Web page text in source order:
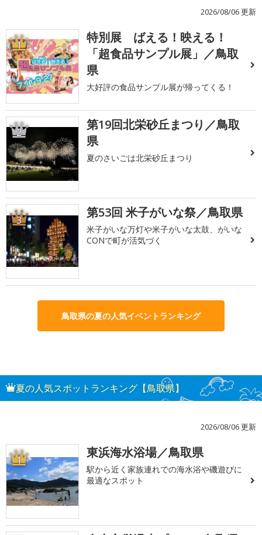
2026/08/06 更新
1
特別展 ばえる！映える！
「超食品サンプル展」／鳥取
県
大好評の食品サンプル展が帰ってくる！
2
第19回北栄砂丘まつり／鳥取
県
夏のさいごは北栄砂丘まつり
3 第53回 米子がいな祭／鳥取県
米子がいな万灯や米子がいな太鼓、がいな
CONで町が活気づく
鳥取県の夏の人気イベントランキング
夏の人気スポットランキング【鳥取県】
2026/08/06 更新
1 東浜海水浴場／鳥取県
駅から近く家族連れでの海水浴や磯遊びに
最適なスポット